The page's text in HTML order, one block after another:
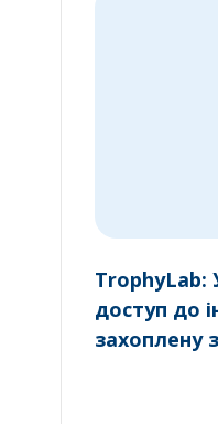
TrophyLab:
доступ до
захоплену